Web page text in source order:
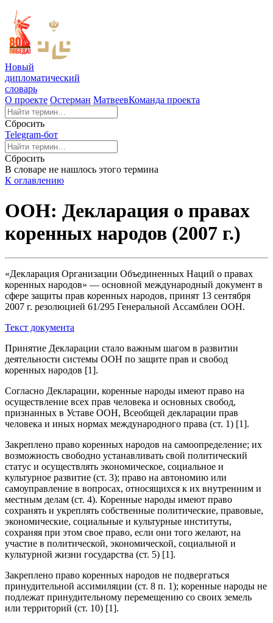
Новый
дипломатический
словарь
О проекте Остерман МатвеевКоманда проекта
Сбросить
Telegram-бот
Сбросить
В словаре не нашлось этого термина
К оглавлению
ООН: Декларация о правах
коренных народов (2007 г.)
«Декларация Организации Объединенных Наций о правах
коренных народов» — основной международный документ в
сфере защиты прав коренных народов, принят 13 сентября
2007 г. резолюцией 61/295 Генеральной Ассамблеи ООН.
Текст документа
Принятие Декларации стало важным шагом в развитии
деятельности системы ООН по защите прав и свобод
коренных народов [1].
Согласно Декларации, коренные народы имеют право на
осуществление всех прав человека и основных свобод,
признанных в Уставе ООН, Всеобщей декларации прав
человека и иных нормах международного права (ст. 1) [1].
Закреплено право коренных народов на самоопределение; их
возможность свободно устанавливать свой политический
статус и осуществлять экономическое, социальное и
культурное развитие (ст. 3); право на автономию или
самоуправление в вопросах, относящихся к их внутренним и
местным делам (ст. 4). Коренные народы имеют право
сохранять и укреплять собственные политические, правовые,
экономические, социальные и культурные институты,
сохраняя при этом свое право, если они того желают, на
участие в политической, экономической, социальной и
культурной жизни государства (ст. 5) [1].
Закреплено право коренных народов не подвергаться
принудительной ассимиляции (ст. 8 п. 1); коренные народы не
подлежат принудительному перемещению со своих земель
или территорий (ст. 10) [1].